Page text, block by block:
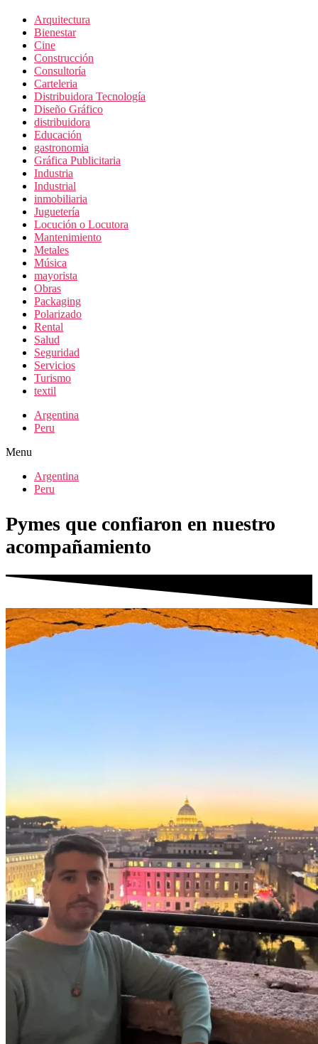
Arquitectura
Bienestar
Cine
Construcción
Consultoría
Carteleria
Distribuidora Tecnología
Diseño Gráfico
distribuidora
Educación
gastronomia
Gráfica Publicitaria
Industria
Industrial
inmobiliaria
Juguetería
Locución o Locutora
Mantenimiento
Metales
Música
mayorista
Obras
Packaging
Polarizado
Rental
Salud
Seguridad
Servicios
Turismo
textil
Argentina
Peru
Menu
Argentina
Peru
Pymes que confiaron en nuestro
acompañamiento